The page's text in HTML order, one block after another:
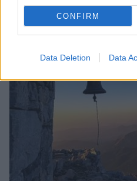
CONFIRM
Data Deletion Data
21/07/2026 19:14